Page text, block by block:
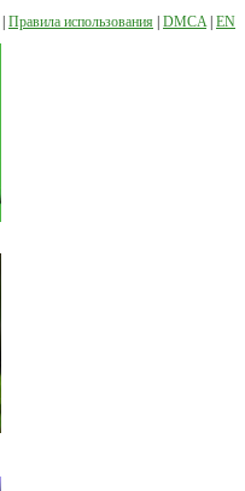
Правила использования DMCA EN